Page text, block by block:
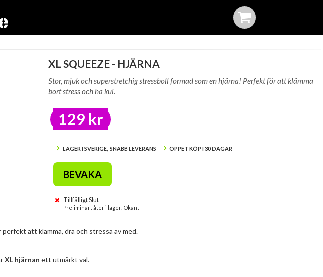
XL SQUEEZE - HJÄRNA
Stor, mjuk och superstretchig stressboll formad som en hjärna! Perfekt för att klämma
bort stress och ha kul.
129 kr
LAGER I SVERIGE, SNABB LEVERANS ÖPPET KÖP I 30 DAGAR
BEVAKA
Tillfälligt Slut
Preliminärt åter i lager: Okänt
att klämma, dra och stressa av med.
XL hjärnan ett utmärkt val.